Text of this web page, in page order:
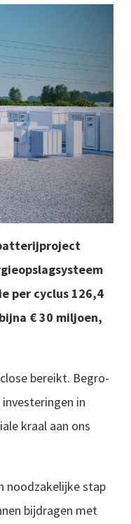
per cyclus 126,4
€ 30 miljoen,
bereikt. Begro-
in
kraal aan ons
noodzakelijke stap
bijdragen met